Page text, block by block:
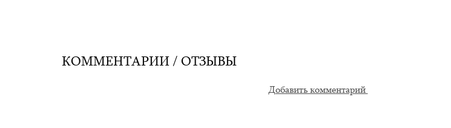
КОММЕНТАРИИ / ОТЗЫВЫ
Добавить комментарий